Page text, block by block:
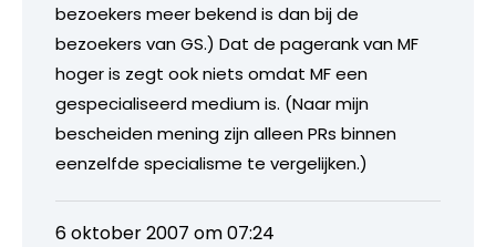
bezoekers meer bekend is dan bij de
bezoekers van GS.) Dat de pagerank van MF
hoger is zegt ook niets omdat MF een
gespecialiseerd medium is. (Naar mijn
bescheiden mening zijn alleen PRs binnen
eenzelfde specialisme te vergelijken.)
6 oktober 2007 om 07:24